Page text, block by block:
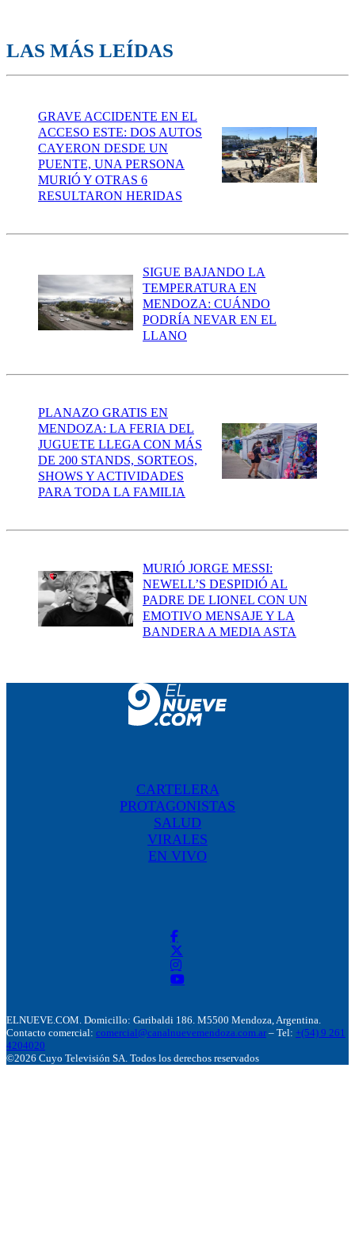
LAS MÁS LEÍDAS
GRAVE ACCIDENTE EN EL
ACCESO ESTE: DOS AUTOS
CAYERON DESDE UN
PUENTE, UNA PERSONA
MURIÓ Y OTRAS 6
RESULTARON HERIDAS
SIGUE BAJANDO LA
TEMPERATURA EN
MENDOZA: CUÁNDO
PODRÍA NEVAR EN EL
LLANO
PLANAZO GRATIS EN
MENDOZA: LA FERIA DEL
JUGUETE LLEGA CON MÁS
DE 200 STANDS, SORTEOS,
SHOWS Y ACTIVIDADES
PARA TODA LA FAMILIA
MURIÓ JORGE MESSI:
NEWELL’S DESPIDIÓ AL
PADRE DE LIONEL CON UN
EMOTIVO MENSAJE Y LA
BANDERA A MEDIA ASTA
CARTELERA
PROTAGONISTAS
SALUD
VIRALES
EN VIVO
ELNUEVE.COM. Domicillo: Garibaldi 186. M5500 Mendoza, Argentina.
Contacto comercial: comercial@canalnuevemendoza.com.ar – Tel: +(54) 9 261
4204020
©2026 Cuyo Televisión SA. Todos los derechos reservados